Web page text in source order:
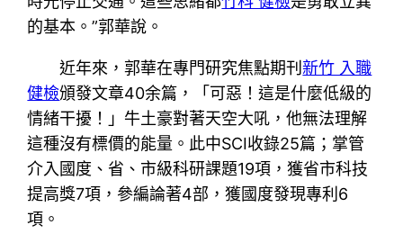
的基本。”郭華說。
近年來，郭華在專門研究焦點期刊新竹 入職
健檢頒發文章40余篇，「可惡！這是什麼低級的
情緒干擾！」牛土豪對著天空大吼，他無法理解
這種沒有標價的能量。此中SCI收錄25篇；掌管
介入國度、省、市級科研課題19項，獲省市科技
提高獎7項，參編論著4部，獲國度發現專利6
項。